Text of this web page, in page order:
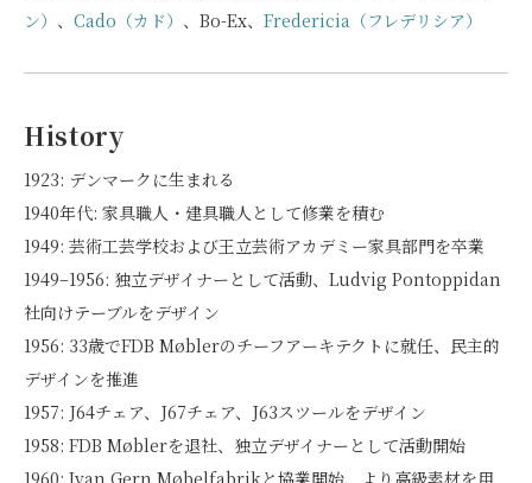
ン） 、 Cado（カド） 、Bo-Ex、 Fredericia（フレデリシア）
History
1923: デンマークに生まれる
1940年代: 家具職人・建具職人として修業を積む
1949: 芸術工芸学校および王立芸術アカデミー家具部門を卒業
1949–1956: 独立デザイナーとして活動、Ludvig Pontoppidan
社向けテーブルをデザイン
1956: 33歳でFDB Møblerのチーフアーキテクトに就任、民主的
デザインを推進
1957: J64チェア、J67チェア、J63スツールをデザイン
1958: FDB Møblerを退社、独立デザイナーとして活動開始
1960: Ivan Gern Møbelfabrikと協業開始、より高級素材を用